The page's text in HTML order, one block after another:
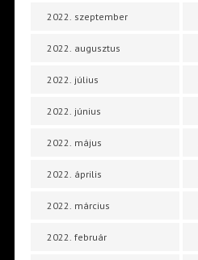
2022. szeptember
2022. augusztus
2022. július
2022. június
2022. május
2022. április
2022. március
2022. február